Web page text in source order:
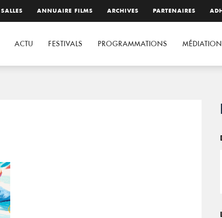
ANNUAIRE FILMS ARCHIVES PARTENAIRES
ACTU FESTIVALS PROGRAMMATIONS MÉDIATION